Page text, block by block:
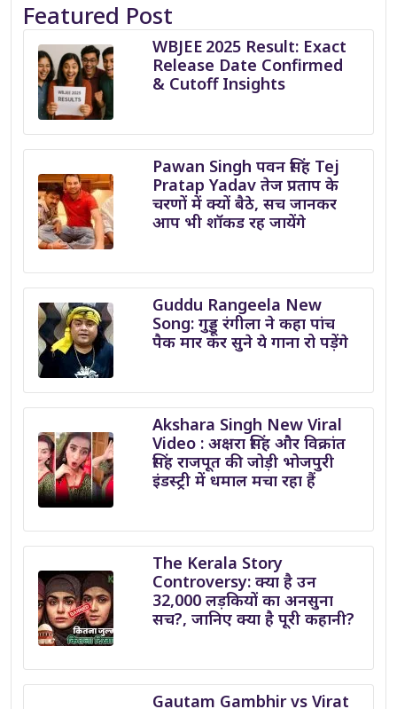
Featured Post
WBJEE 2025 Result: Exact
Release Date Confirmed
& Cutoff Insights
Pawan Singh पवन सिंह Tej
Pratap Yadav तेज प्रताप के
चरणों में क्यों बैठे, सच जानकर
आप भी शॉकड रह जायेंगे
Guddu Rangeela New
Song: गुड्डू रंगीला ने कहा पांच
पैक मार कर सुने ये गाना रो पड़ेंगे
Akshara Singh New Viral
Video : अक्षरा सिंह और विक्रांत
सिंह राजपूत की जोड़ी भोजपुरी
इंडस्ट्री में धमाल मचा रहा हैं
The Kerala Story
Controversy: क्या है उन
32,000 लड़कियों का अनसुना
सच?, जानिए क्या है पूरी कहानी?
Gautam Gambhir vs Virat